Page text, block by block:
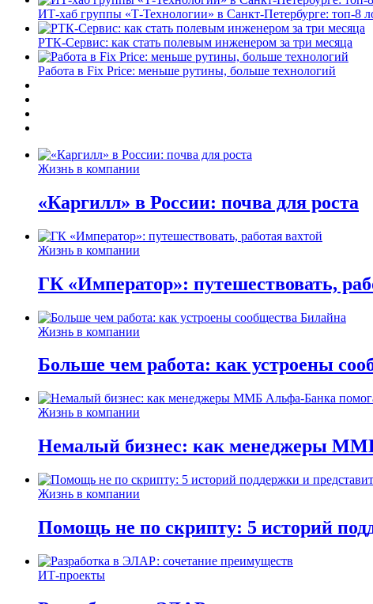
ИТ-хаб группы «Т-Технологии» в Санкт-Петербурге: топ-8
РТК-Сервис: как стать полевым инженером за три месяца
Работа в Fix Price: меньше рутины, больше технологий
Жизнь в компании
«Каргилл» в России: почва для роста
Жизнь в компании
ГК «Император»: путешествовать,
Жизнь в компании
Больше чем работа: как устроены
Жизнь в компании
Немалый бизнес: как менеджеры
Жизнь в компании
Помощь не по скрипту: 5 историй
ИТ-проекты